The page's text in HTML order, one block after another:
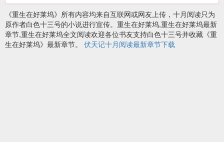
《重生在好莱坞》所有内容均来自互联网或网友上传，十月阅读只为
原作者白色十三号的小说进行宣传。重生在好莱坞,重生在好莱坞最新
章节,重生在好莱坞全文阅读欢迎各位书友支持白色十三号并收藏《重
生在好莱坞》最新章节。 伏天记十月阅读最新章节下载